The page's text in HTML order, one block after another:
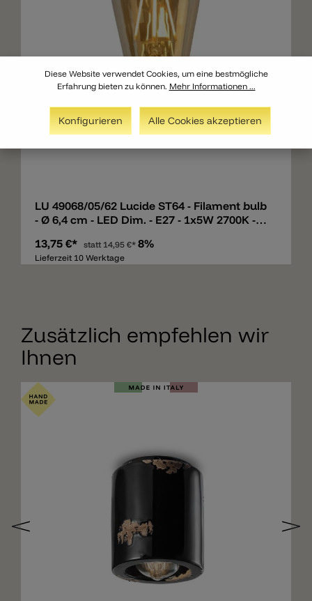
LU 49068/05/62 Lucide ST64 - Filament bulb
- Ø 6,4 cm - LED Dim. - E27 - 1x5W 2700K -
13,75 €* statt 14,95 €* 8%
Lieferzeit 10 Werktage
Zusätzlich empfehlen wir
Ihnen
Diese Website verwendet Cookies, um eine bestmögliche
Erfahrung bieten zu können. Mehr Informationen ...
Konfigurieren Alle Cookies akzeptieren